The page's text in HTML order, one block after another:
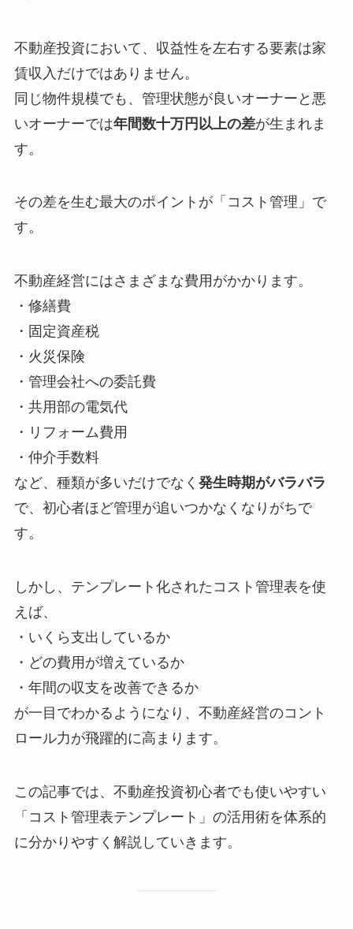
不動産投資において、収益性を左右する要素は家
賃収入だけではありません。
同じ物件規模でも、管理状態が良いオーナーと悪
いオーナーでは年間数十万円以上の差が生まれま
す。
その差を生む最大のポイントが「コスト管理」で
す。
不動産経営にはさまざまな費用がかかります。
・修繕費
・固定資産税
・火災保険
・管理会社への委託費
・共用部の電気代
・リフォーム費用
・仲介手数料
など、種類が多いだけでなく 発生時期がバラバラ
で、初心者ほど管理が追いつかなくなりがちで
す。
しかし、テンプレート化されたコスト管理表を使
えば、
・いくら支出しているか
・どの費用が増えているか
・年間の収支を改善できるか
が一目でわかるようになり、不動産経営のコント
ロール力が飛躍的に高まります。
この記事では、不動産投資初心者でも使いやすい
「コスト管理表テンプレート」の活用術を体系的
に分かりやすく解説していきます。